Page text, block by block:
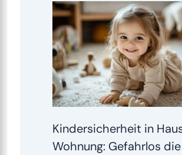
Kindersicherheit in
Wohnung: Gefahrlos